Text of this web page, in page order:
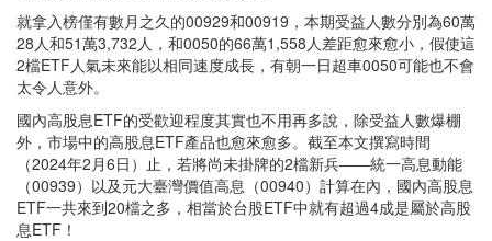
就拿入榜僅有數月之久的00929和00919，本期受益人數分別為60萬
28人和51萬3,732人，和0050的66萬1,558人差距愈來愈小，假使這
2檔ETF人氣未來能以相同速度成長，有朝一日超車0050可能也不會
太令人意外。
國內高股息ETF的受歡迎程度其實也不用再多說，除受益人數爆棚
外，市場中的高股息ETF產品也愈來愈多。截至本文撰寫時間
（2024年2月6日）止，若將尚未掛牌的2檔新兵——統一高息動能
（00939）以及元大臺灣價值高息（00940）計算在內，國內高股息
ETF一共來到20檔之多，相當於台股ETF中就有超過4成是屬於高股
息ETF！